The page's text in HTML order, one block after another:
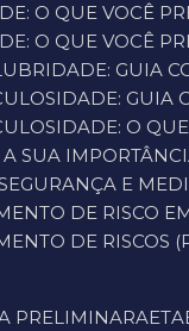
O QUE VOCÊ
O QUE VOCÊ
GUIA
GUIA
O
A SUA
SEGURANÇA E
DE RISCO
DE
PRELIMINAR AET